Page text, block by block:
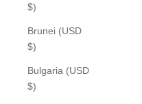
$)
Brunei (USD
$)
Bulgaria (USD
$)